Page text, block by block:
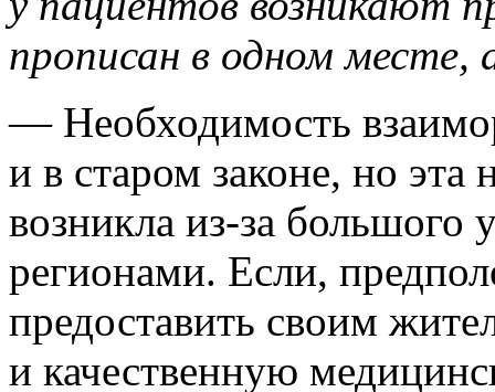
прописан в одном месте,
— Необходимость
и в старом законе, но
возникла из-за
регионами. Если,
предоставить своим
и качественную